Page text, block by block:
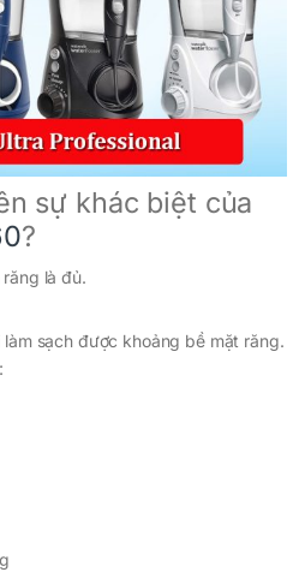
sự khác biệt của
?
là đủ.
sạch được khoảng bề mặt răng.